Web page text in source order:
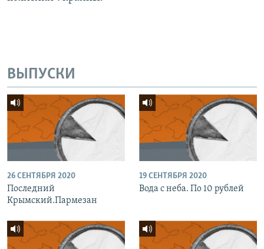
ВЫПУСКИ
26 СЕНТЯБРЯ 2020
Последний
Крымский.Пармезан
19 СЕНТЯБРЯ 2020
Вода с неба. По 10 рублей